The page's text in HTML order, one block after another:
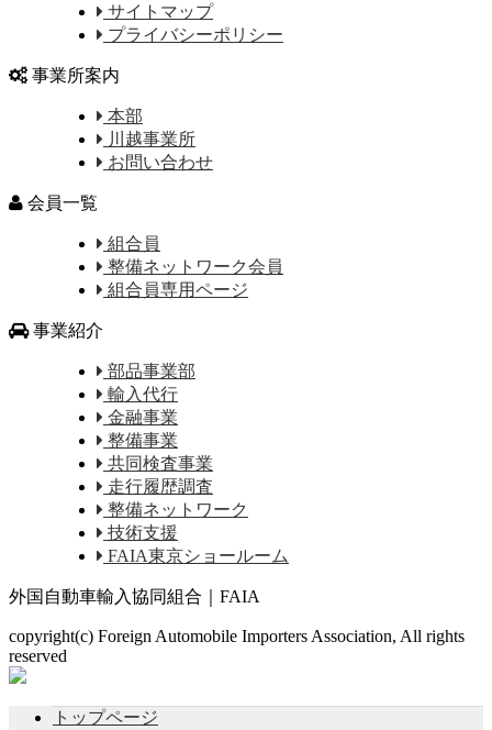
サイトマップ
プライバシーポリシー
事業所案内
本部
川越事業所
お問い合わせ
会員一覧
組合員
整備ネットワーク会員
組合員専用ページ
事業紹介
部品事業部
輸入代行
金融事業
整備事業
共同検査事業
走行履歴調査
整備ネットワーク
技術支援
FAIA東京ショールーム
外国自動車輸入協同組合｜FAIA
copyright(c) Foreign Automobile Importers Association, All rights
reserved
トップページ